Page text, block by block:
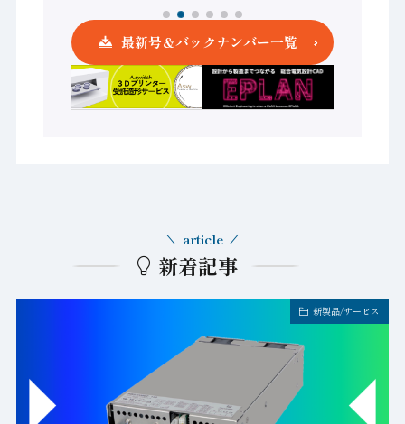
最新号＆バックナンバー一覧
新着記事
article
新製品/サービス